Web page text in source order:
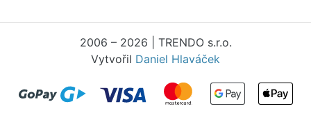
2006 – 2026 | TRENDO s.r.o.
Vytvořil Daniel Hlaváček